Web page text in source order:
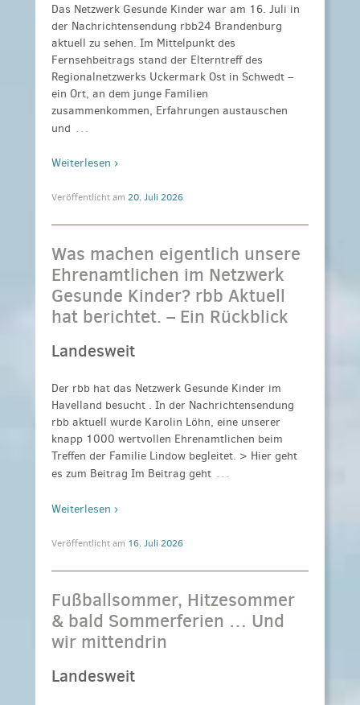
Das Netzwerk Gesunde Kinder war am 16. Juli in
der Nachrichtensendung rbb24 Brandenburg
aktuell zu sehen. Im Mittelpunkt des
Fernsehbeitrags stand der Elterntreff des
Regionalnetzwerks Uckermark Ost in Schwedt –
ein Ort, an dem junge Familien
zusammenkommen, Erfahrungen austauschen
und …
Weiterlesen ›
Veröffentlicht am 20. Juli 2026
Was machen eigentlich unsere
Ehrenamtlichen im Netzwerk
Gesunde Kinder? rbb Aktuell
hat berichtet. – Ein Rückblick
Landesweit
Der rbb hat das Netzwerk Gesunde Kinder im
Havelland besucht . In der Nachrichtensendung
rbb aktuell wurde Karolin Löhn, eine unserer
knapp 1000 wertvollen Ehrenamtlichen beim
Treffen der Familie Lindow begleitet. > Hier geht
es zum Beitrag Im Beitrag geht …
Weiterlesen ›
Veröffentlicht am 16. Juli 2026
Fußballsommer, Hitzesommer
& bald Sommerferien … Und
wir mittendrin
Landesweit